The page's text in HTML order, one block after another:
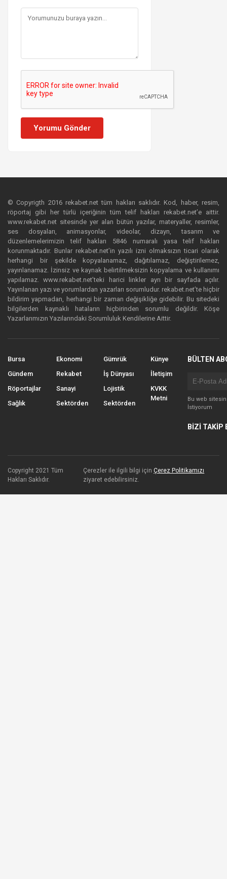
Yorumu Gönder
© Copyrigth 2016 rekabet.net tüm hakları saklıdır. Kod, haber, resim,
röportaj gibi her türlü içeriğinin tüm telif hakları rekabet.net’e aittir.
www.rekabet.net sitesinde yer alan bütün yazılar, materyaller, resimler,
ses dosyaları, animasyonlar, videolar, dizayn, tasarım ve
düzenlemelerimizin telif hakları 5846 numaralı yasa telif hakları
korunmaktadır. Bunlar rekabet.net’in yazılı izni olmaksızın ticari olarak
herhangi bir şekilde kopyalanamaz, dağıtılamaz, değiştirilemez,
yayınlanamaz. İzinsiz ve kaynak belirtilmeksizin kopyalama ve kullanımı
yapılamaz. www.rekabet.net’teki harici linkler ayrı bir sayfada açılır.
Yayınlanan yazı ve yorumlardan yazarları sorumludur. rekabet.net’te hiçbir
bildirim yapmadan, herhangi bir zaman değişikliğe gidebilir. Bu sitedeki
bilgilerden kaynaklı hataların hiçbirinden sorumlu değildir. Köşe
Yazarlarımızın Yazılarındaki Sorumluluk Kendilerine Aittir.
Bursa
Gündem
Röportajlar
Sağlık
Ekonomi
Rekabet
Sanayi
Sektörden
Gümrük
İş Dünyası
Lojistik
Sektörden
Künye
İletişim
KVKK
Metni
BÜLTEN
Bu web
İstiyorum
BİZİ TAKİP
Copyright 2021 Tüm
Hakları Saklıdır.
Çerezler ile ilgili bilgi içinÇerez Politikamızı
ziyaret edebilirsiniz.